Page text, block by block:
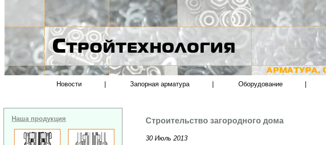
Новости Запорная арматура Оборудование
Наша продукция Строительство загородного дома
30 Июль 2013